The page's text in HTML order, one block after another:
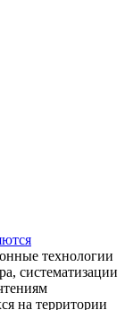
технологии
систематизации
на территории